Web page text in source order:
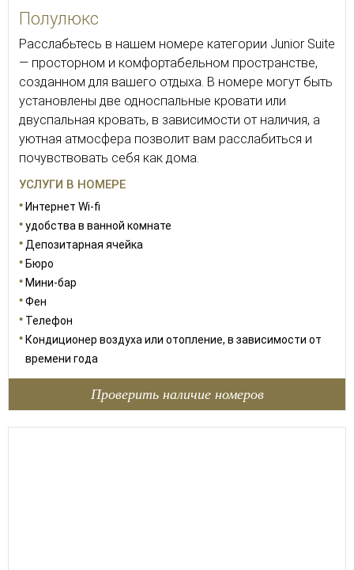
Полулюкс
Расслабьтесь в нашем номере категории Junior Suite
— просторном и комфортабельном пространстве,
созданном для вашего отдыха. В номере могут быть
установлены две односпальные кровати или
двуспальная кровать, в зависимости от наличия, а
уютная атмосфера позволит вам расслабиться и
почувствовать себя как дома.
УСЛУГИ В НОМЕРЕ
Интернет Wi-fi
удобства в ванной комнате
Депозитарная ячейка
Бюро
Мини-бар
Фен
Телефон
Кондиционер воздуха или отопление, в зависимости от
времени года
Проверить наличие номеров